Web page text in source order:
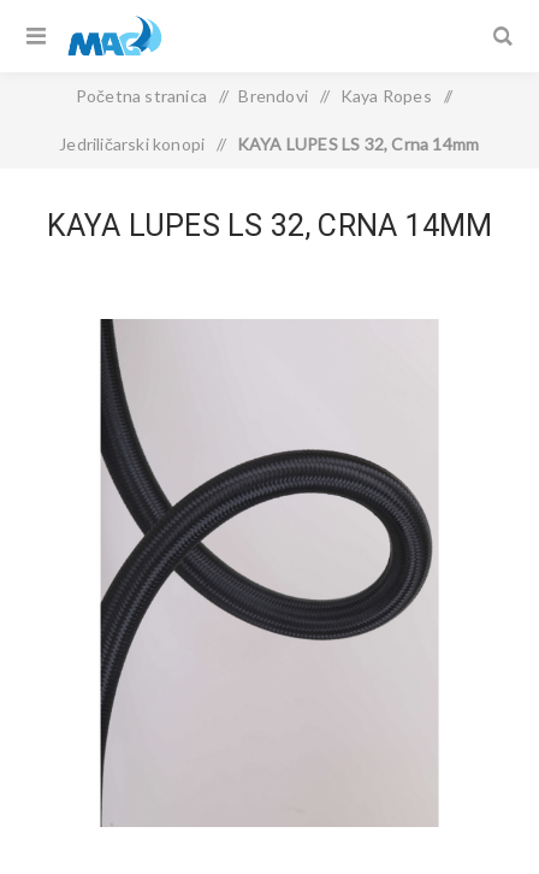
Početna stranica / Brendovi / Kaya Ropes /
Jedriličarski konopi / KAYA LUPES LS 32, Crna 14mm
KAYA LUPES LS 32, CRNA 14MM